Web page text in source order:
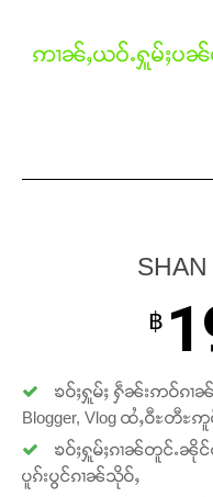
ဢၢၼ်ႇယဝ်ႉႁူမ်ႈပ
฿
ၶဝ်ႈႁူမ်ႈ ႁဵၼ်းဢဝ်ၵၢၼ်
Blogger, Vlog ထႆႇဝီႊတီ
ၶဝ်ႈႁူမ်ႈၵၢၼ်တူင်ႉၼိုင်
ပူၵ်းပွင်ၵၢၼ်သိုဝ်ႇ